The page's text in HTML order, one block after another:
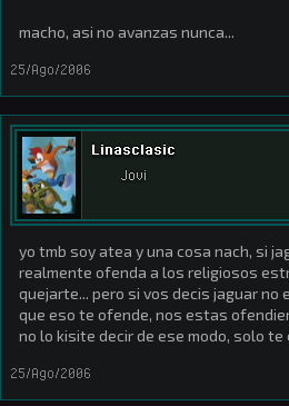
macho, asi no avanzas nunca...
25/Ago/2006
Linasclasic
Jovi
yo tmb soy atea y una cosa nach, si
realmente ofenda a los religiosos
quejarte... pero si vos decis jaguar no
que eso te ofende, nos estas
no lo kisite decir de ese modo, solo te
25/Ago/2006